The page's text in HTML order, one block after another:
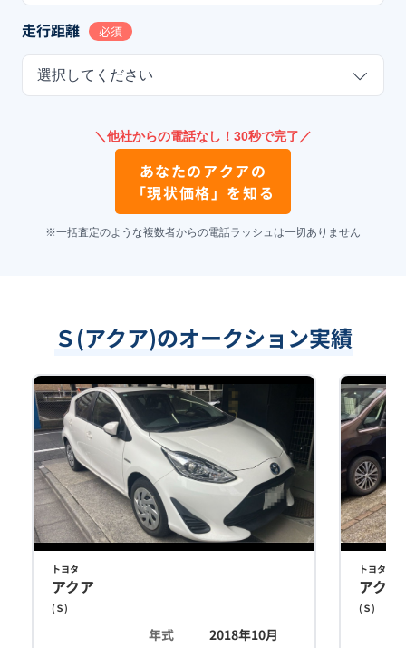
走行距離 必須
選択してください
＼他社からの電話なし！30秒で完了／
あなたのアクアの
「現状価格」を知る
※一括査定のような複数者からの電話ラッシュは一切ありません
Ｓ(アクア)のオークション実績
トヨタ
アクア
( Ｓ)
年式
2018年10月
トヨタ
アクア
( Ｓ)